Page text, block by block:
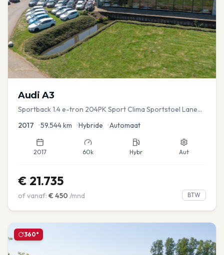
Audi A3
Sportback 1.4 e-tron 204PK Sport Clima Sportstoel Lane
2017 •59.544km •Hybride •Automaat
2017 60k Hybr Aut
€ 21.735
of vanaf: € 450 /mnd BTW
360°